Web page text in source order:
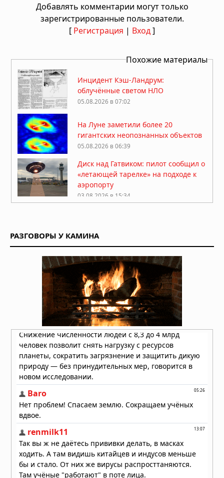
Добавлять комментарии могут только
зарегистрированные пользователи.
[ Регистрация | Вход]
Похожие материалы
Инцидент Кэш-Ландрум:
облучённые светом НЛО
05.08.2026 в 07:02
На Луне заметили более 20
гигантских неопознанных объектов
05.08.2026 в 06:39
Диск над Гатвиком: пилот сообщил о
«летающей тарелке» на подходе к
аэропорту
03.08.2026 в 15:34
02.08.2026 в 13:42
загадочная беременность
бразильской учительницы
02.08.2026 в 09:42
НЛО: Они здесь не потому, что
прилетают, а потому что никогда не
улетали — новая гипотеза физика
02.08.2026 в 09:28
Жак Валле посвятил расследованию
НЛО 70 лет. Его последний дневник
утверждает: загадка куда глубже,
чем просто "инопланетяне!
02.08.2026 в 08:42
группу для подготовки общества к
Летающие объекты на старых
картинах: шесть загадочных
изображений из прошлого
РАЗГОВОРЫ У КАМИНА